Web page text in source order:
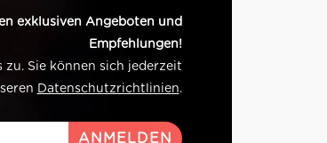
exklusiven Angeboten und
Empfehlungen!
Sie können sich jederzeit
Datenschutzrichtlinien.